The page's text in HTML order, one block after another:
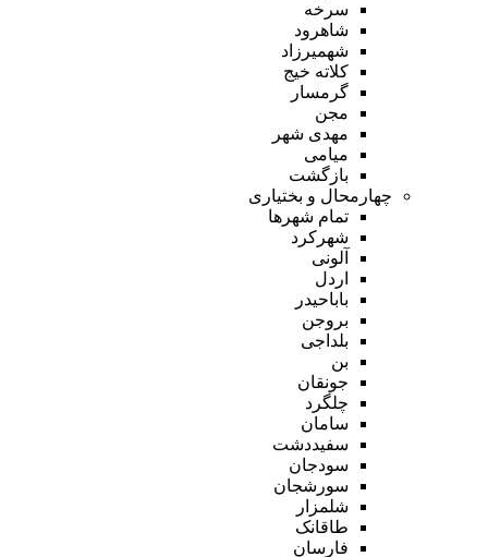
سرخه
شاهرود
شهمیرزاد
کلاته خیج
گرمسار
مجن
مهدی شهر
میامی
بازگشت
چهارمحال و بختیاری
تمام شهر‌ها
شهرکرد
آلونی
اردل
باباحیدر
بروجن
بلداجی
بن
جونقان
چلگرد
سامان
سفیددشت
سودجان
سورشجان
شلمزار
طاقانک
فارسان